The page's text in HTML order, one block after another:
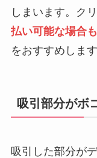
しまいます。ク
払い可能な場合
をおすすめします
吸引部分がボ
吸引した部分が